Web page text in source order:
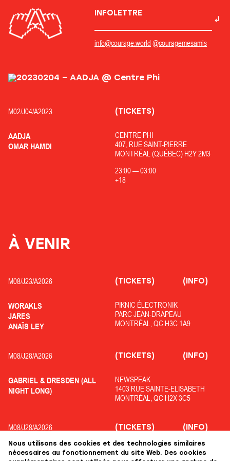
INFOLETTRE
info@courage.world @couragemesamis
M02/J04/A2023
AADJA
OMAR HAMDI
CENTRE PHI
407, RUE SAINT-PIERRE
MONTRÉAL (QUÉBEC) H2Y 2M3
23:00—03:00
+18
(TICKETS)
À VENIR
M08/J23/A2026
WORAKLS
JARES
ANAÏS LEY
PIKNIC ÉLECTRONIK
PARC JEAN-DRAPEAU
MONTRÉAL, QC H3C 1A9
(TICKETS) (INFO)
M08/J28/A2026
GABRIEL & DRESDEN (ALL
NIGHT LONG)
NEWSPEAK
1403 RUE SAINTE-ELISABETH
MONTRÉAL, QC H2X 3C5
(TICKETS) (INFO)
M08/J28/A2026
ADRIATIQUE
OFF PIKNIC
(TICKETS) (INFO)
Nous utilisons des cookies et des technologies similaires
nécessaires au fonctionnement du site Web. Des cookies